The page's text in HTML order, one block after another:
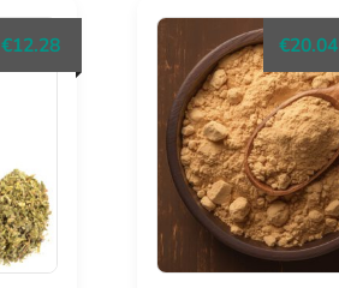
€12.28 €20.04